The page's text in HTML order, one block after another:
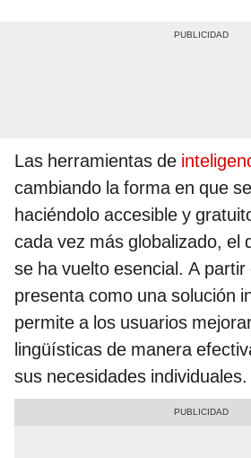
Las herramientas de
cambiando la forma en que
haciéndolo accesible y
cada vez más globalizado, el
se ha vuelto esencial. A
presenta como una solución
permite a los usuarios
lingüísticas de manera
sus necesidades individuales.